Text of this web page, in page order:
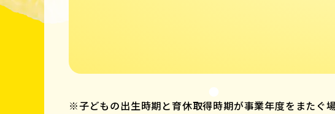
※子どもの出生時期と育休取得時期が事業年度をまたぐ